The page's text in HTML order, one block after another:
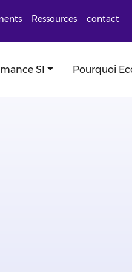
Ressources contact
SI Pourquoi